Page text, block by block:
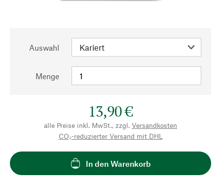
Auswahl
Menge
13,90 €
alle Preise inkl. MwSt., zzgl. Versandkosten
CO₂-reduzierter Versand mit DHL
In den Warenkorb